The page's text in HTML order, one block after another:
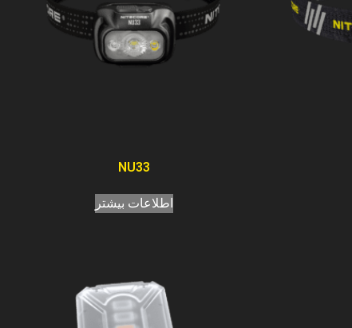
NU33
اطلاعات بیشتر